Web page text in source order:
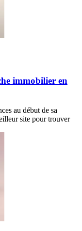
immobilier en
au début de sa
site pour trouver